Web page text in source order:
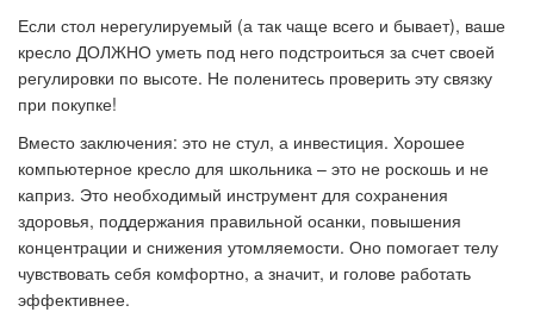
Если стол нерегулируемый (а так чаще всего и бывает), ваше
кресло ДОЛЖНО уметь под него подстроиться за счет своей
регулировки по высоте. Не поленитесь проверить эту связку
при покупке!
Вместо заключения: это не стул, а инвестиция. Хорошее
компьютерное кресло для школьника – это не роскошь и не
каприз. Это необходимый инструмент для сохранения
здоровья, поддержания правильной осанки, повышения
концентрации и снижения утомляемости. Оно помогает телу
чувствовать себя комфортно, а значит, и голове работать
эффективнее.